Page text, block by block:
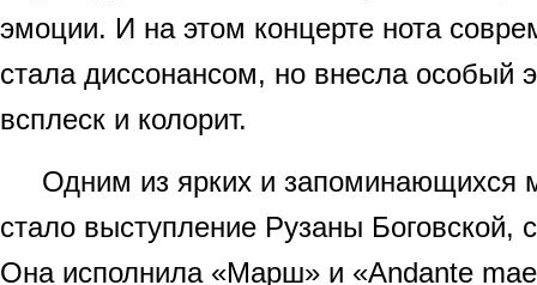
эмоции. И на этом концерте нота
стала диссонансом, но внесла особый
всплеск и колорит.
Одним из ярких и запоминающихся
стало выступление Рузаны Боговской,
Она исполнила «Марш» и «Andante